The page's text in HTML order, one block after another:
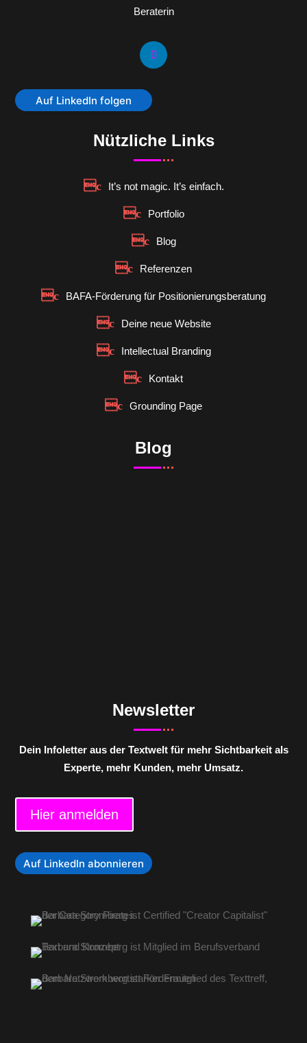
Beraterin
Auf LinkedIn folgen
Nützliche Links
It’s not magic. It’s einfach.
Portfolio
Blog
Referenzen
BAFA-Förderung für Positionierungsberatung
Deine neue Website
Intellectual Branding
Kontakt
Grounding Page
Blog
Newsletter
Dein Infoletter aus der Textwelt für mehr Sichtbarkeit als
Experte, mehr Kunden, mehr Umsatz.
Hier anmelden
Auf LinkedIn abonnieren